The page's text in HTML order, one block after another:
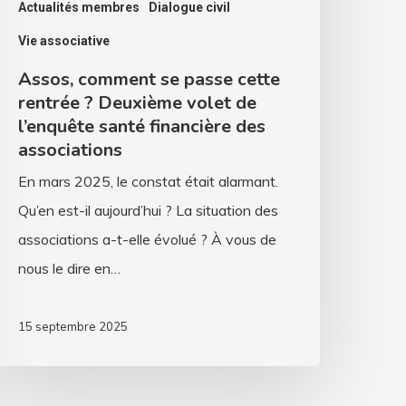
Actualités membres Dialogue civil
Vie associative
Assos, comment se passe cette
rentrée ? Deuxième volet de
l’enquête santé financière des
associations
En mars 2025, le constat était alarmant.
Qu’en est-il aujourd’hui ? La situation des
associations a-t-elle évolué ? À vous de
nous le dire en…
15 septembre 2025